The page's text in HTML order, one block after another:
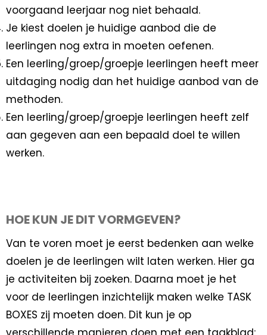
voorgaand leerjaar nog niet behaald.
Je kiest doelen je huidige aanbod die de
leerlingen nog extra in moeten oefenen.
Een leerling/groep/groepje leerlingen heeft meer
uitdaging nodig dan het huidige aanbod van de
methoden.
Een leerling/groep/groepje leerlingen heeft zelf
aan gegeven aan een bepaald doel te willen
werken.
HOE KUN JE DIT VORMGEVEN?
Van te voren moet je eerst bedenken aan welke
doelen je de leerlingen wilt laten werken. Hier ga
je activiteiten bij zoeken. Daarna moet je het
voor de leerlingen inzichtelijk maken welke TASK
BOXES zij moeten doen. Dit kun je op